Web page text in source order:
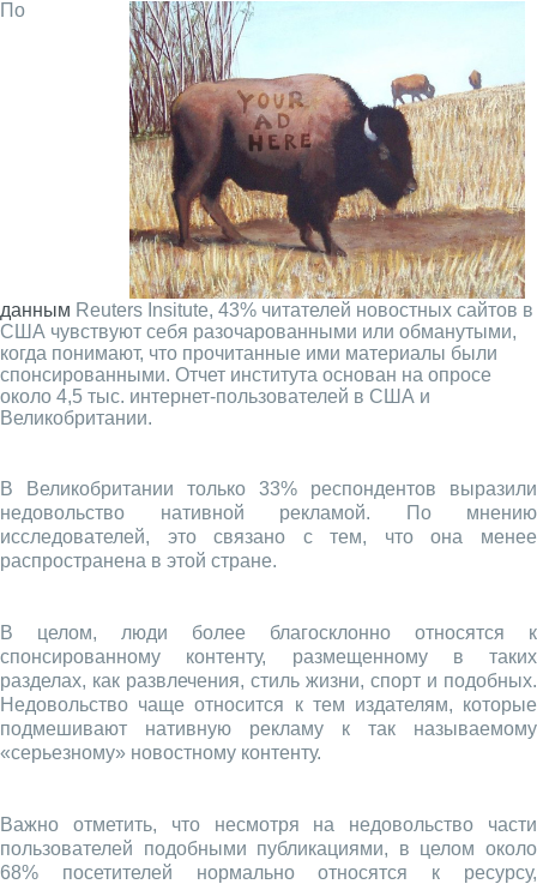
По
данным Reuters Insitute, 43% читателей новостных сайтов в
США чувствуют себя разочарованными или обманутыми,
когда понимают, что прочитанные ими материалы были
спонсированными. Отчет института основан на опросе
около 4,5 тыс. интернет-пользователей в США и
Великобритании.
В Великобритании только 33% респондентов выразили
недовольство нативной рекламой. По мнению
исследователей, это связано с тем, что она менее
распространена в этой стране.
В целом, люди более благосклонно относятся к
спонсированному контенту, размещенному в таких
разделах, как развлечения, стиль жизни, спорт и подобных.
Недовольство чаще относится к тем издателям, которые
подмешивают нативную рекламу к так называемому
«серьезному» новостному контенту.
Важно отметить, что несмотря на недовольство части
пользователей подобными публикациями, в целом около
68% посетителей нормально относятся к ресурсу,